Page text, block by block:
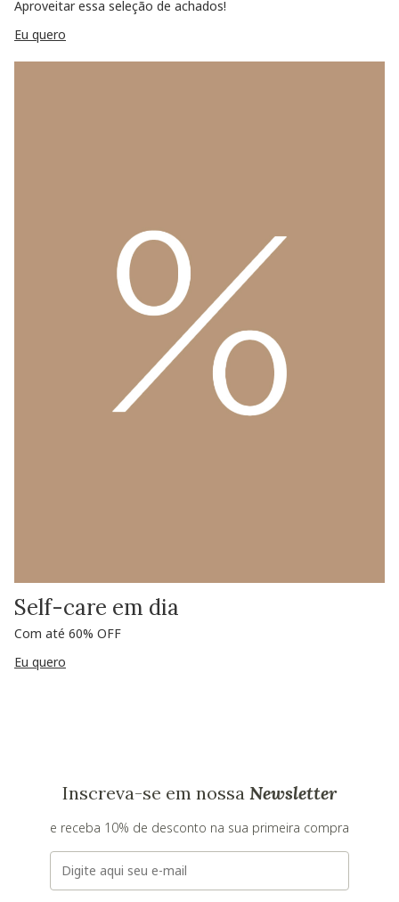
Aproveitar essa seleção de achados!
Eu quero
Self-care em dia
Com até 60% OFF
Eu quero
Inscreva-se em nossa Newsletter
e receba 10% de desconto na sua primeira compra
E-mail